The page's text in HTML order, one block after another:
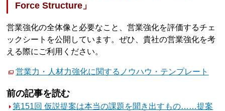
Force Structure」
営業強化の全体像と必要なこと、営業強化を評価するチェ
ックシートを公開しています。ぜひ、貴社の営業強化を考
える際にご利用ください。
営業力・人材力強化に関するノウハウ・テンプレート
前の記事を読む
第151回 仮説提案は本当の課題を聞き出すもの……提案